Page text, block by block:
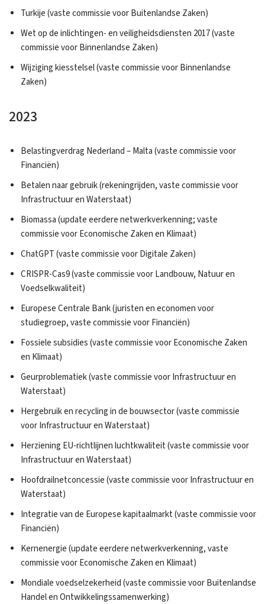
Turkije (vaste commissie voor Buitenlandse Zaken)
Wet op de inlichtingen- en veiligheidsdiensten 2017 (vaste
commissie voor Binnenlandse Zaken)
Wijziging kiesstelsel (vaste commissie voor Binnenlandse
Zaken)
2023
Belastingverdrag Nederland – Malta (vaste commissie voor
Financiën)
Betalen naar gebruik (rekeningrijden, vaste commissie voor
Infrastructuur en Waterstaat)
Biomassa (update eerdere netwerkverkenning; vaste
commissie voor Economische Zaken en Klimaat)
ChatGPT (vaste commissie voor Digitale Zaken)
CRISPR-Cas9 (vaste commissie voor Landbouw, Natuur en
Voedselkwaliteit)
Europese Centrale Bank (juristen en economen voor
studiegroep, vaste commissie voor Financiën)
Fossiele subsidies (vaste commissie voor Economische Zaken
en Klimaat)
Geurproblematiek (vaste commissie voor Infrastructuur en
Waterstaat)
Hergebruik en recycling in de bouwsector (vaste commissie
voor Infrastructuur en Waterstaat)
Herziening EU-richtlijnen luchtkwaliteit (vaste commissie voor
Infrastructuur en Waterstaat)
Hoofdrailnetconcessie (vaste commissie voor Infrastructuur en
Waterstaat)
Integratie van de Europese kapitaalmarkt (vaste commissie voor
Financiën)
Kernenergie (update eerdere netwerkverkenning, vaste
commissie voor Economische Zaken en Klimaat)
Mondiale voedselzekerheid (vaste commissie voor Buitenlandse
Handel en Ontwikkelingssamenwerking)